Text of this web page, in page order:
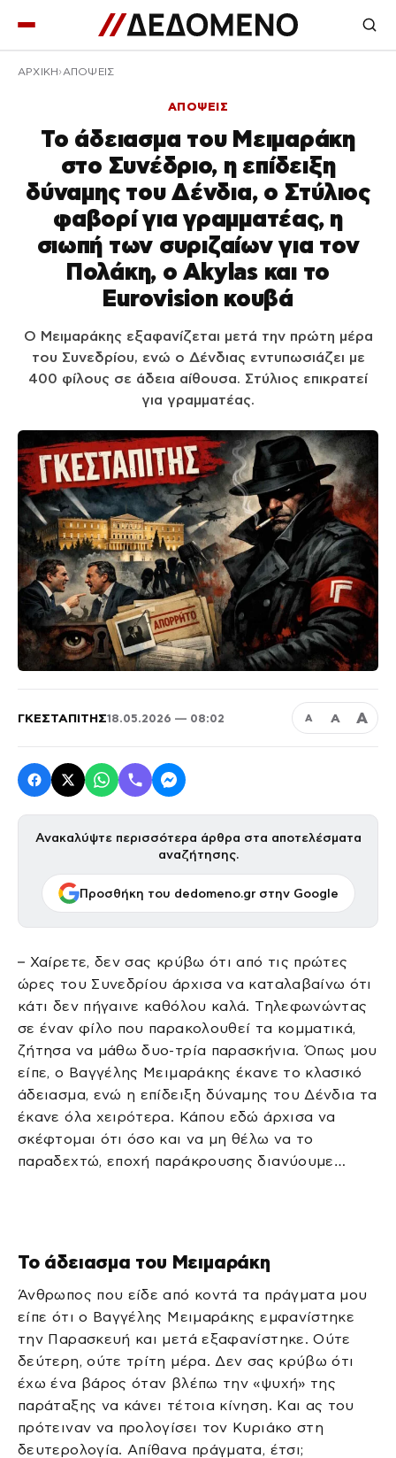
ΑΡΧΙΚΉ ΑΠΟΨΕΙΣ
ΑΠΟΨΕΙΣ
Το άδειασμα του Μειμαράκη
στο Συνέδριο, η επίδειξη
δύναμης του Δένδια, ο Στύλιος
φαβορί για γραμματέας, η
σιωπή των συριζαίων για τον
Πολάκη, ο Akylas και το
Eurovision κουβά
Ο Μειμαράκης εξαφανίζεται μετά την πρώτη μέρα
του Συνεδρίου, ενώ ο Δένδιας εντυπωσιάζει με
400 φίλους σε άδεια αίθουσα. Στύλιος επικρατεί
για γραμματέας.
ΓΚΕΣΤΑΠΙΤΗΣ18.05.2026 — 08:02 Α Α Α
Ανακαλύψτε περισσότερα άρθρα στα αποτελέσματα
αναζήτησης.
Προσθήκη του dedomeno.gr στην Google
– Χαίρετε, δεν σας κρύβω ότι από τις πρώτες
ώρες του Συνεδρίου άρχισα να καταλαβαίνω ότι
κάτι δεν πήγαινε καθόλου καλά. Τηλεφωνώντας
σε έναν φίλο που παρακολουθεί τα κομματικά,
ζήτησα να μάθω δυο-τρία παρασκήνια. Όπως μου
είπε, ο Βαγγέλης Μειμαράκης έκανε το κλασικό
άδειασμα, ενώ η επίδειξη δύναμης του Δένδια τα
έκανε όλα χειρότερα. Κάπου εδώ άρχισα να
σκέφτομαι ότι όσο και να μη θέλω να το
παραδεχτώ, εποχή παράκρουσης διανύουμε…
Το άδειασμα του Μειμαράκη
Άνθρωπος που είδε από κοντά τα πράγματα μου
είπε ότι ο Βαγγέλης Μειμαράκης εμφανίστηκε
την Παρασκευή και μετά εξαφανίστηκε. Ούτε
δεύτερη, ούτε τρίτη μέρα. Δεν σας κρύβω ότι
έχω ένα βάρος όταν βλέπω την «ψυχή» της
παράταξης να κάνει τέτοια κίνηση. Και ας του
πρότειναν να προλογίσει τον Κυριάκο στη
δευτερολογία. Απίθανα πράγματα, έτσι;